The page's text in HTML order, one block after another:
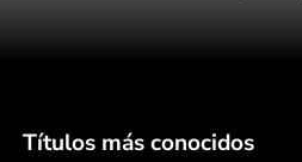
Títulos más conocidos